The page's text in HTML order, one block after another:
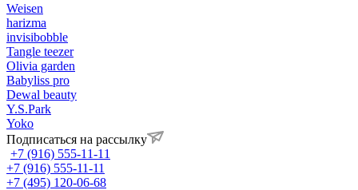
Weisen
harizma
invisibobble
Tangle teezer
Olivia garden
Babyliss pro
Dewal beauty
Y.S.Park
Yoko
Подписаться на рассылку
+7 (916) 555-11-11
+7 (916) 555-11-11
+7 (495) 120-06-68